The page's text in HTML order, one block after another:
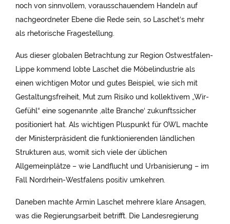
noch von sinnvollem, vorausschauendem Handeln auf
nachgeordneter Ebene die Rede sein, so Laschet‘s mehr
als rhetorische Fragestellung.
Aus dieser globalen Betrachtung zur Region Ostwestfalen-
Lippe kommend lobte Laschet die Möbelindustrie als
einen wichtigen Motor und gutes Beispiel, wie sich mit
Gestaltungsfreiheit, Mut zum Risiko und kollektivem „Wir-
Gefühl“ eine sogenannte ‚alte Branche‘ zukunftssicher
positioniert hat. Als wichtigen Pluspunkt für OWL machte
der Ministerpräsident die funktionierenden ländlichen
Strukturen aus, womit sich viele der üblichen
Allgemeinplätze – wie Landflucht und Urbanisierung – im
Fall Nordrhein-Westfalens positiv umkehren.
Daneben machte Armin Laschet mehrere klare Ansagen,
was die Regierungsarbeit betrifft. Die Landesregierung